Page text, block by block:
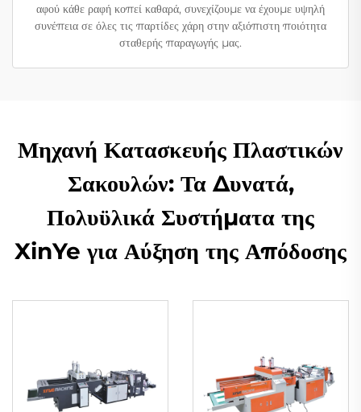
αφού κάθε ραφή κοπεί καθαρά, συνεχίζουμε να έχουμε υψηλή
συνέπεια σε όλες τις παρτίδες χάρη στην αξιόπιστη ποιότητα
σταθερής παραγωγής μας.
Μηχανή Κατασκευής Πλαστικών
Σακουλών: Τα Δυνατά,
Πολυϋλικά Συστήματα της
XinYe για Αύξηση της Απόδοσης